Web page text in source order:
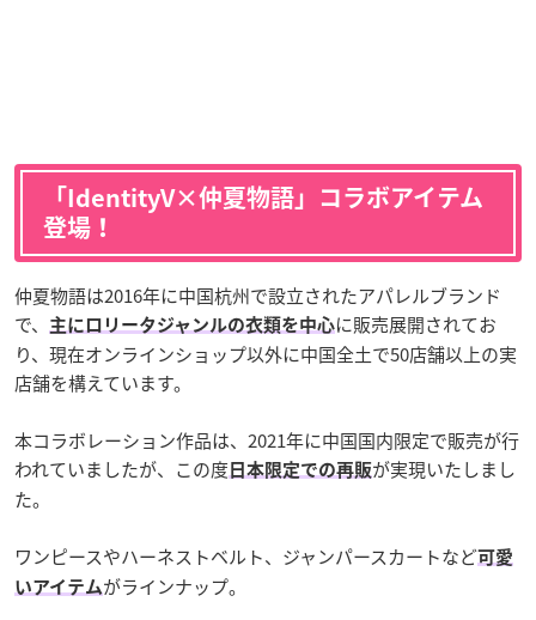
「IdentityV×仲夏物語」コラボアイテム
登場！
仲夏物語は2016年に中国杭州で設立されたアパレルブランド
で、
主にロリータジャンルの衣類を中心に販売展開されてお
り、現在オンラインショップ以外に中国全土で50店舗以上の実
店舗を構えています。
本コラボレーション作品は、2021年に中国国内限定で販売が行
われていましたが、この度 日本限定での再販が実現いたしまし
た。
ワンピースやハーネストベルト、ジャンパースカートなど可愛
いアイテムがラインナップ。